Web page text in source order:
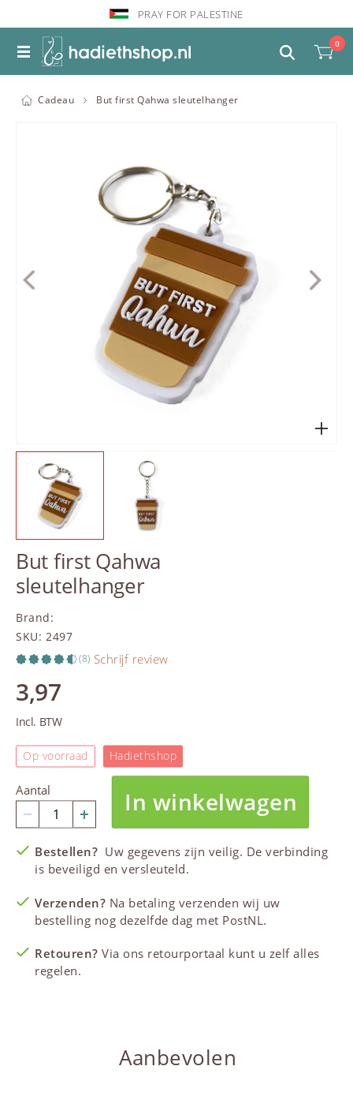
PRAY FOR PALESTINE
0
Cadeau But first Qahwa sleutelhanger
But first Qahwa
sleutelhanger
Brand:
SKU: 2497
(8) Schrijf review
3,97
Incl. BTW
Op voorraad Hadiethshop
Aantal In winkelwagen
Bestellen? Uw gegevens zijn veilig. De verbinding
is beveiligd en versleuteld.
Verzenden? Na betaling verzenden wij uw
bestelling nog dezelfde dag met PostNL.
Retouren? Via ons retourportaal kunt u zelf alles
regelen.
Aanbevolen